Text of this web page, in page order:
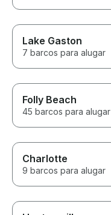
Lake Gaston
7 barcos para alugar
Folly Beach
45 barcos para alugar
Charlotte
9 barcos para alugar